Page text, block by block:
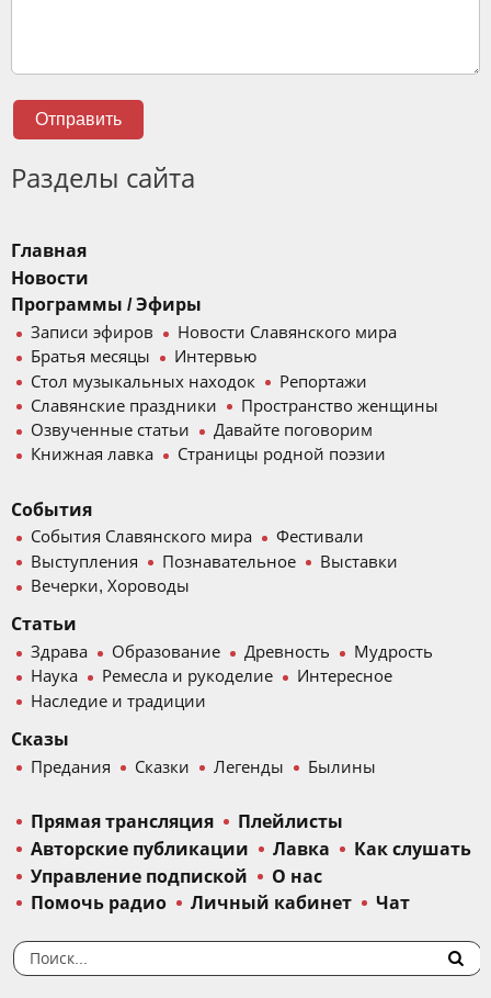
Отправить
Разделы сайта
Главная
Новости
Программы / Эфиры
Записи эфиров
Новости Славянского мира
Братья месяцы
Интервью
Стол музыкальных находок
Репортажи
Славянские праздники
Пространство женщины
Озвученные статьи
Давайте поговорим
Книжная лавка
Страницы родной поэзии
События
События Славянского мира
Фестивали
Выступления
Познавательное
Выставки
Вечерки, Хороводы
Статьи
Здрава Образование Древность
Мудрость
Наука
Ремесла и рукоделие
Интересное
Наследие и традиции
Сказы
Предания Сказки Легенды Былины
Прямая трансляция
Плейлисты
Авторские публикации
Лавка
Как слушать
Управление подпиской
О нас
Помочь радио
Личный кабинет Чат